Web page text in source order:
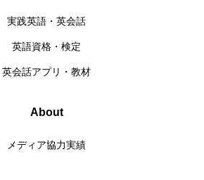
実践英語・英会話
英語資格・検定
英会話アプリ・教材
About
メディア協力実績